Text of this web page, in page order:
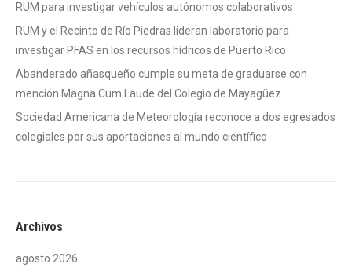
RUM para investigar vehículos autónomos colaborativos
RUM y el Recinto de Río Piedras lideran laboratorio para
investigar PFAS en los recursos hídricos de Puerto Rico
Abanderado añasqueño cumple su meta de graduarse con
mención Magna Cum Laude del Colegio de Mayagüez
Sociedad Americana de Meteorología reconoce a dos egresados
colegiales por sus aportaciones al mundo científico
Archivos
agosto 2026